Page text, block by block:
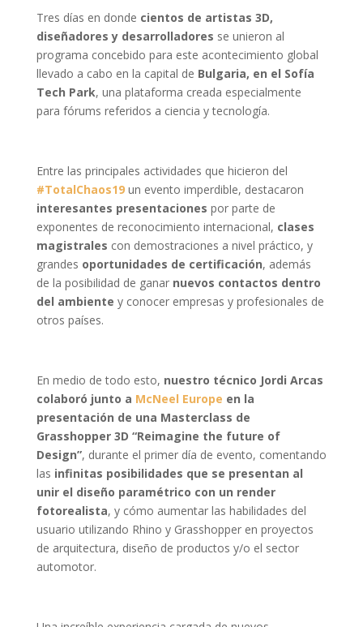
Tres días en donde cientos de artistas 3D,
diseñadores y desarrolladores se unieron al
programa concebido para este acontecimiento global
llevado a cabo en la capital de Bulgaria, en el Sofía
Tech Park, una plataforma creada especialmente
para fórums referidos a ciencia y tecnología.
Entre las principales actividades que hicieron del
#TotalChaos19un evento imperdible, destacaron
interesantes presentaciones por parte de
exponentes de reconocimiento internacional, clases
magistrales con demostraciones a nivel práctico, y
grandes oportunidades de certificación, además
de la posibilidad de ganar nuevos contactos dentro
del ambiente y conocer empresas y profesionales de
otros países.
En medio de todo esto, nuestro técnico Jordi Arcas
colaboró junto a McNeel Europe en la
presentación de una Masterclass de
Grasshopper 3D “Reimagine the future of
Design”, durante el primer día de evento, comentando
las infinitas posibilidades que se presentan al
unir el diseño paramétrico con un render
fotorealista, y cómo aumentar las habilidades del
usuario utilizando Rhino y Grasshopper en proyectos
de arquitectura, diseño de productos y/o el sector
automotor.